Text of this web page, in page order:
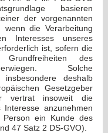
basieren
der vorgenannten
wenn die Verarbeitung
Interesses unseres
ist, sofern die
Grundfreiheiten des
Solche
deshalb
Gesetzgeber
vertrat insoweit die
anzunehmen
ein Kunde des
47 Satz 2 DS-GVO).